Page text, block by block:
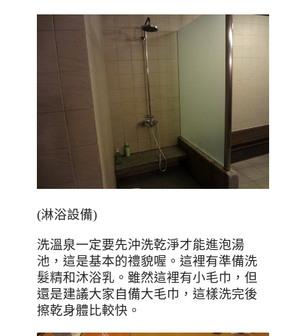
(淋浴設備)
洗溫泉一定要先沖洗乾淨才能進泡湯
池，這是基本的禮貌喔。這裡有準備洗
髮精和沐浴乳。雖然這裡有小毛巾，但
還是建議大家自備大毛巾，這樣洗完後
擦乾身體比較快。